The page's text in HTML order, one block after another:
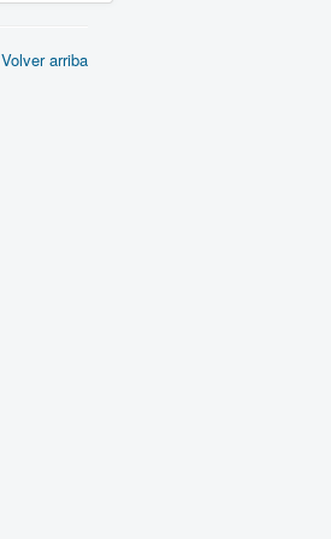
Volver arriba